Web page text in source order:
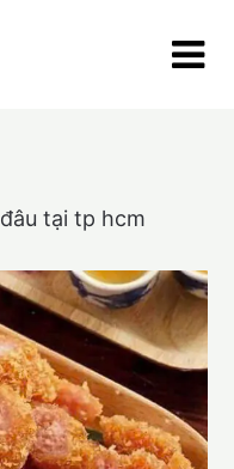
tại tp hcm